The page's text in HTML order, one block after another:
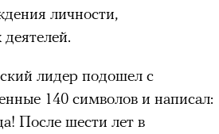
личности,
лидер подошел с
140 символов и написал:
После шести лет в